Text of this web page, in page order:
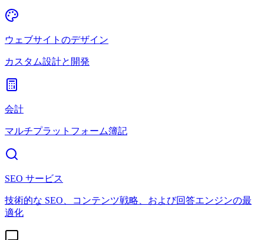
ウェブサイトのデザイン
カスタム設計と開発
会計
マルチプラットフォーム簿記
SEO サービス
技術的な SEO、コンテンツ戦略、および回答エンジンの最
適化